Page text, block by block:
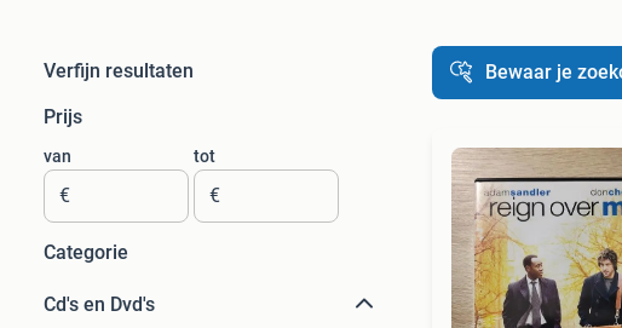
Verfijn resultaten
Prijs
van
€
tot
€
Categorie
Cd's en Dvd's
Bewaar je